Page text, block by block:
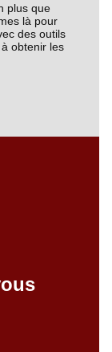
plus que
là pour
des outils
obtenir les